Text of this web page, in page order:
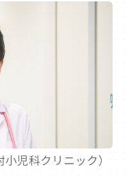
児科クリニック）